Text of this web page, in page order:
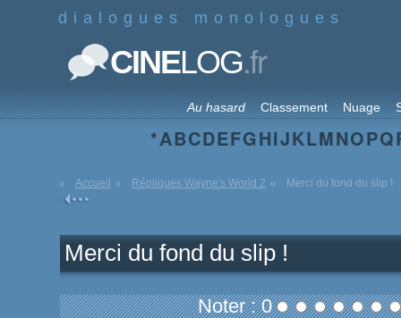
dialogues monologues
CINELOG.fr
Au hasard Classement Nuage
*ABCDEFGHIJKLMNOPQ
Accueil Répliques Wayne's World 2 Merci du fond du slip !
Merci du fond du slip !
Noter : 0